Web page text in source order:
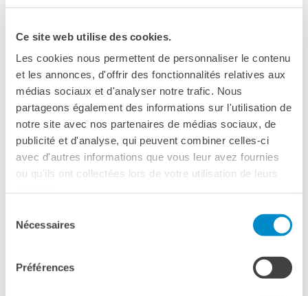
Ce site web utilise des cookies.
Les cookies nous permettent de personnaliser le contenu
et les annonces, d'offrir des fonctionnalités relatives aux
médias sociaux et d'analyser notre trafic. Nous
partageons également des informations sur l'utilisation de
notre site avec nos partenaires de médias sociaux, de
publicité et d'analyse, qui peuvent combiner celles-ci
avec d'autres informations que vous leur avez fournies
ou qu'ils ont collectées lors de votre utilisation de leurs
Nécessaires
Préférences
Vedere la mappa
Il 29 novembre 2019, Incontri in libreria intorno al
libroHome sweet home!
Possibilità di incontro professionale : chi ha paura della
litteratura per adolescenti ?
In presenza della direttrice della collezione Maya Michalon-
americano. Ha attirato le più grande industrie, e tutti quelli
che speravano nella prosperità, o in una vita migliore. Nel